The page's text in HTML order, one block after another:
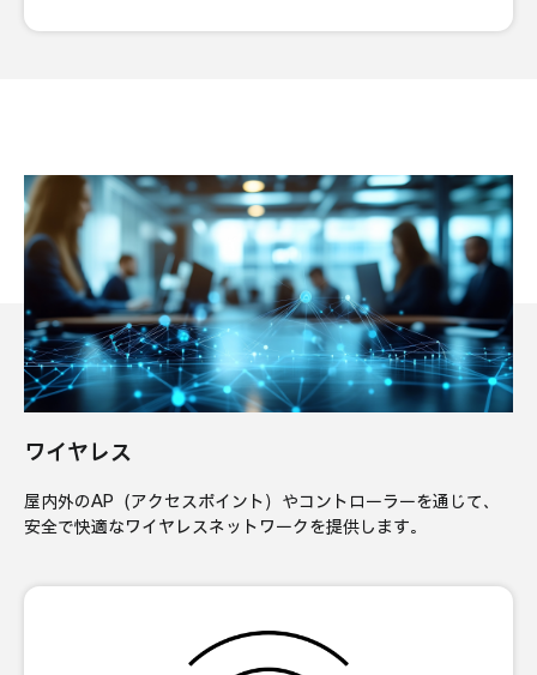
ワイヤレス
屋内外のAP（アクセスポイント）やコントローラーを通じて、
安全で快適なワイヤレスネットワークを提供します。